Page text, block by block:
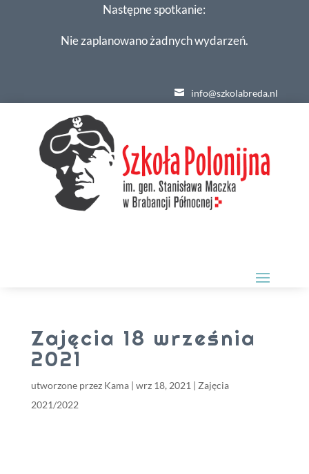
Następne spotkanie:
Nie zaplanowano żadnych wydarzeń.
info@szkolabreda.nl
Zajęcia 18 września
2021
utworzone przez Kama| wrz 18, 2021 | Zajęcia
2021/2022